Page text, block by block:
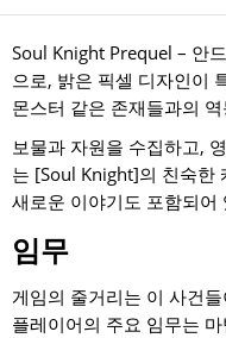
Soul Knight Prequel – 안
으로, 밝은 픽셀 디자인이
몬스터 같은 존재들과의
보물과 자원을 수집하고,
는 [Soul Knight]의 친숙한
새로운 이야기도 포함되어
임무
게임의 줄거리는 이 사건
플레이어의 주요 임무는